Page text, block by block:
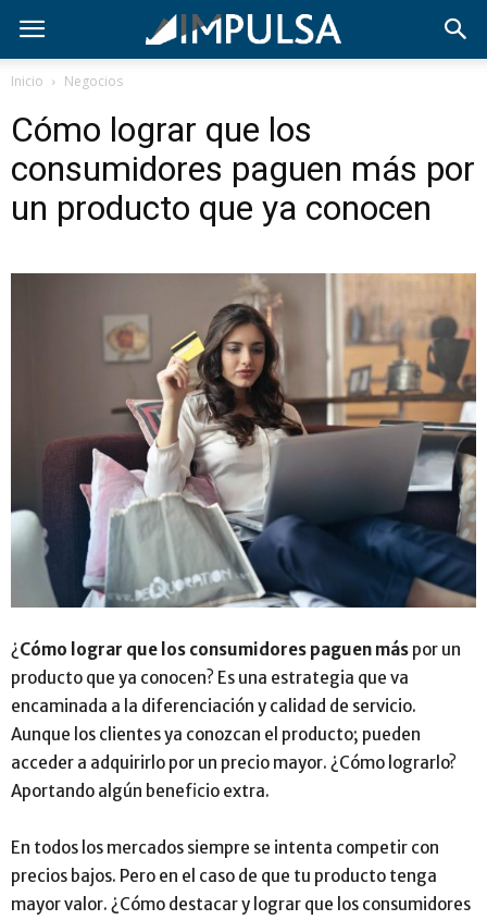
Inicio Negocios
Cómo lograr que los
consumidores paguen más por
un producto que ya conocen
¿Cómo lograr que los consumidores paguen más por un
producto que ya conocen? Es una estrategia que va
encaminada a la diferenciación y calidad de servicio.
Aunque los clientes ya conozcan el producto; pueden
acceder a adquirirlo por un precio mayor. ¿Cómo lograrlo?
Aportando algún beneficio extra.
En todos los mercados siempre se intenta competir con
precios bajos. Pero en el caso de que tu producto tenga
mayor valor. ¿Cómo destacar y lograr que los consumidores